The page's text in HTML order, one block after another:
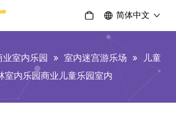
简体中文
业室内乐园 » 室内迷宫游乐场 »
儿童
室内乐园商业儿童乐园室内